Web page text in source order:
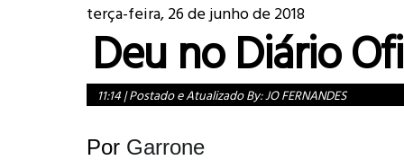
terça-feira, 26 de junho de 2018
Deu no Diário
11:14|Postado e Atualizado By:JO FERNANDES
Por Garrone